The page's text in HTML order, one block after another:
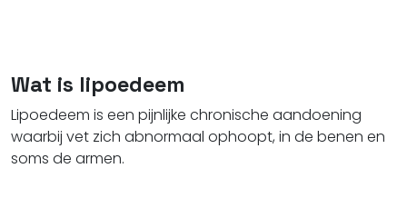
Wat is lipoedeem
Lipoedeem is een pijnlijke chronische aandoening
waarbij vet zich abnormaal ophoopt, in de benen en
soms de armen.